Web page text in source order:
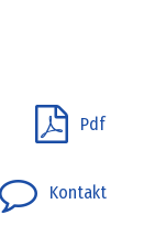
Pdf
Kontakt